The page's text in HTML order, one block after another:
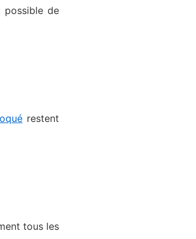
possible de
restent
tous les